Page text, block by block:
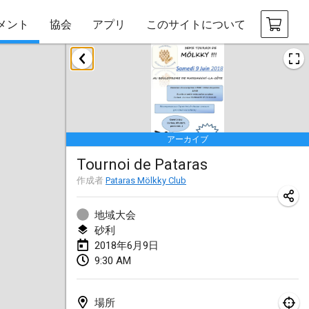
ント 協会 アプリ このサイトについて
アーカイブ
Tournoi de Pataras
作成者 Pataras Mölkky Club
地域大会
砂利
2018年6月9日
9:30 AM
場所
2018年1月
Open des rois de Mölkky
2018年1月21日|フランス
Individuel du Garo
2018年1月21日|フランス
Tournoi d'Hiver
2018年1月27日
2018年1月27日
2018年2月